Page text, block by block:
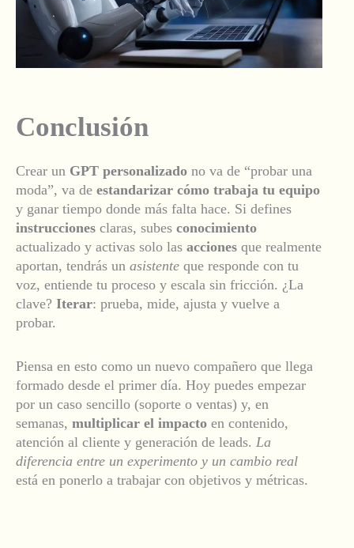
Conclusión
Crear un GPT personalizado no va de “probar una
moda”, va de estandarizar cómo trabaja tu equipo
y ganar tiempo donde más falta hace. Si defines
instrucciones claras, subes conocimiento
actualizado y activas solo las acciones que realmente
aportan, tendrás un asistente que responde con tu
voz, entiende tu proceso y escala sin fricción. ¿La
clave? Iterar: prueba, mide, ajusta y vuelve a
probar.
Piensa en esto como un nuevo compañero que llega
formado desde el primer día. Hoy puedes empezar
por un caso sencillo (soporte o ventas) y, en
semanas, multiplicar el impacto en contenido,
atención al cliente y generación de leads. La
diferencia entre un experimento y un cambio real
está en ponerlo a trabajar con objetivos y métricas.